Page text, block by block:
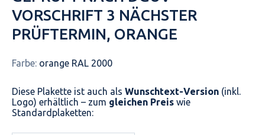
VORSCHRIFT 3 NÄCHSTER
PRÜFTERMIN, ORANGE
Farbe: orange RAL 2000
Diese Plakette ist auch als Wunschtext-Version (inkl.
Logo) erhältlich – zum gleichen Preis wie
Standardplaketten: